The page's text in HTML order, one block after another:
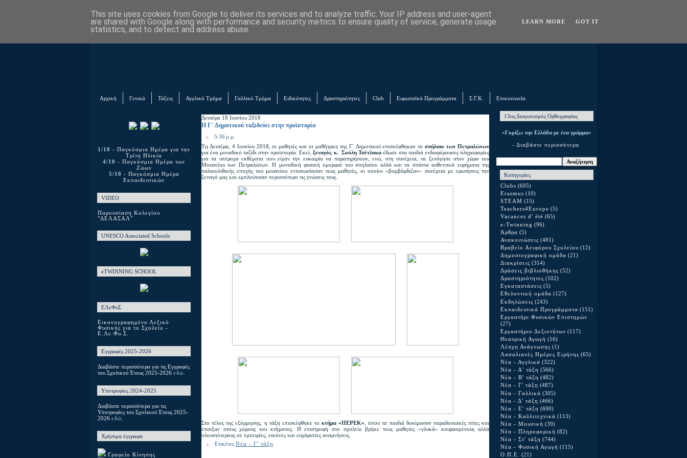
Αρχική Γενικά Τάξεις Αγγλικό Τμήμα Γαλλικό Τμήμα Ειδικότητες Δραστηριότητες Club Ευρωπαϊκά Προγράμματα Σ.Γ.Κ. Επικοινωνία
1/10 - Παγκόσμια Ημέρα για την
Τρίτη Ηλικία
4/10 - Παγκόσμια Ημέρα των
Ζώων
5/10 - Παγκόσμια Ημέρα
Εκπαιδευτικών
VIDEO
Παρουσίαση Κολεγίου
"ΔΕΛΑΣΑΛ"
UNESCO Associated Schools
eTWINNING SCHOOL
ΕΛεΦυΣ
Εικονογραφημένο Λεξικό
Φυσικής για το Σχολείο -
Ε.Λε.Φυ.Σ.
Εγγραφές 2025-2026
Διαβάστε περισσότερα για τις Εγγραφές
του Σχολικού Έτους 2025-2026 εδώ.
Υποτροφίες 2024-2025
Διαβάστε περισσότερα για τις
Υποτροφίες του Σχολικού Έτους 2025-
2026 εδώ.
Χρήσιμα έγγραφα
Γραφείο Κίνησης
Δευτέρα 18 Ιουνίου 2018
Η Γ΄ Δημοτικού ταξιδεύει στην προϊστορία
5:36 μ.μ.
Τη Δευτέρα, 4 Ιουνίου 2018, οι μαθητές και οι μαθήτριες της Γ΄ Δημοτικού επισκέφθηκαν τοσπήλαιο των Πετραλώνων
για ένα μοναδικό ταξίδι στην προϊστορία. Εκεί,ξεναγός κ. Σούλη Τσέτλακαέδωσε στα παιδιά ενδιαφέρουσες πληροφορίες
για τα υπέροχα εκθέματα που είχαν την ευκαιρία να παρατηρήσουν, ενώ, στη συνέχεια, τα ξενάγησε στον χώρο του
Μουσείου των Πετραλώνων. Η μοναδική φυσική ομορφιά του σπηλαίου αλλά και τα σπάνια αυθεντικά ευρήματα της
παλαιολιθικής εποχής του μουσείου εντυπωσίασαν τους μαθητές, οι οποίοι «βομβάρδιζαν» συνέχεια με ερωτήσεις την
ξεναγό μας και εμπλούτισαν περισσότερο τις γνώσεις τους.
Στο τέλος της εξόρμησης, η τάξη επισκέφθηκε το κτήμα «ΠΕΡΕΚ» , όπου τα παιδιά δοκίμασαν παραδοσιακές πίτες και
έπαιξαν στους χώρους του κτήματος. Η επιστροφή στο σχολείο βρήκε τους μαθητές «γλυκά» κουρασμένους αλλά
πλουσιότερους σε εμπειρίες, εικόνες και ευχάριστες αναμνήσεις.
Ετικέτες Νέα - Γ' τάξη
13ος Διαγωνισμός Ορθογραφίας
«Γυρίζω την Ελλάδα με ένα γράμμα»
- Διαβάστε περισσότερα
Κατηγορίες
Clubs (605)
Erasmus (10)
STEAM (15)
Teachers4Europe (5)
Vacances d' été (65)
e-Twinning (96)
Άρθρα (5)
Ανακοινώσεις (481)
Βραβείο Αειφόρου Σχολείου (12)
Δημοσιογραφική ομάδα (21)
Διακρίσεις (314)
Δράσεις βιβλιοθήκης (52)
Δραστηριότητες (102)
Εγκαταστάσεις (5)
Εθελοντική ομάδα (127)
Εκδηλώσεις (243)
Εκπαιδευτικά Προγράμματα (151)
Εργαστήρι Φυσικών Επιστημών
(27)
Εργαστήριο Δεξιοτήτων (117)
Θεατρική Αγωγή (16)
Λέσχη Ανάγνωσης (1)
Λασαλιανές Ημέρες Ειρήνης (65)
Νέα - Αγγλικά (322)
Νέα - Α' τάξη (566)
Νέα - Β' τάξη (482)
Νέα - Γ' τάξη (487)
Νέα - Γαλλικά (305)
Νέα - Δ' τάξη (466)
Νέα - Ε' τάξη (690)
Νέα - Καλλιτεχνικά (113)
Νέα - Μουσική (39)
Νέα - Πληροφορική (82)
Νέα - Στ' τάξη (744)
Νέα - Φυσική Αγωγή (115)
Ο.Π.Ε. (21)
This site uses cookies from Google to deliver its services and to analyze traffic. Your IP address and user-agent
are shared with Google along with performance and security metrics to ensure quality of service, generate usage
statistics, and to detect and address abuse.
LEARN MORE GOT IT